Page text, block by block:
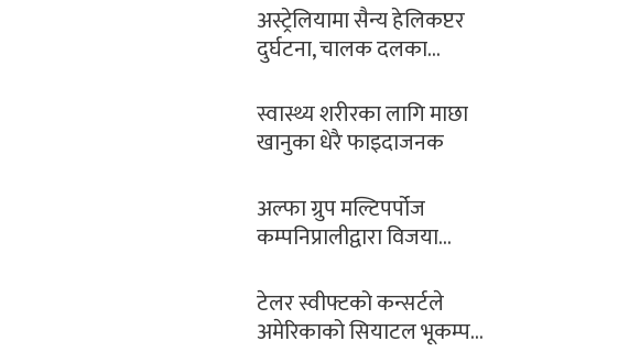
अस्ट्रेलियामा सैन्य हेलिकप्टर
दुर्घटना, चालक दलका…
स्वास्थ्य शरीरका लागि माछा
खानुका धेरै फाइदाजनक
अल्फा ग्रुप मल्टिपर्पोज
कम्पनिप्रालीद्वारा विजया…
टेलर स्वीफ्टको कन्सर्टले
अमेरिकाको सियाटल भूकम्प…